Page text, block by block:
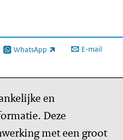
WhatsApp
(externe link) E-mail
en
Deze
met een groot